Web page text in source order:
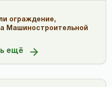
ограждение,
Машиностроительной
ещё